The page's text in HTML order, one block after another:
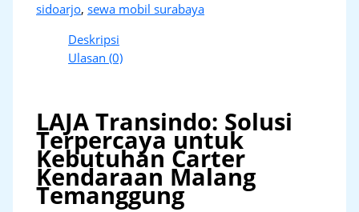
sidoarjo,sewa mobil surabaya
Deskripsi
Ulasan (0)
LAJA Transindo: Solusi
Terpercaya untuk
Kebutuhan Carter
Kendaraan Malang
Temanggung